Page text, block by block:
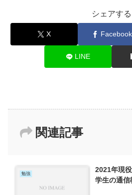
シェアする
X Facebook
LINE
関連記事
勉強
2021年現
学生の通